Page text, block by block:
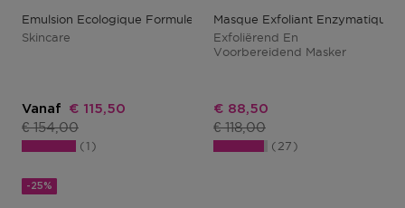
Emulsion Ecologique Formule Avancée
Skincare
Vanaf Kortingsprijs
€ 115,50
Productprijs
€ 154,00
1
Masque Exfoliant Enzymatique
Exfoliërend En
Voorbereidend Masker
Kortingsprijs
€ 88,50
Productprijs
€ 118,00
27
-25%